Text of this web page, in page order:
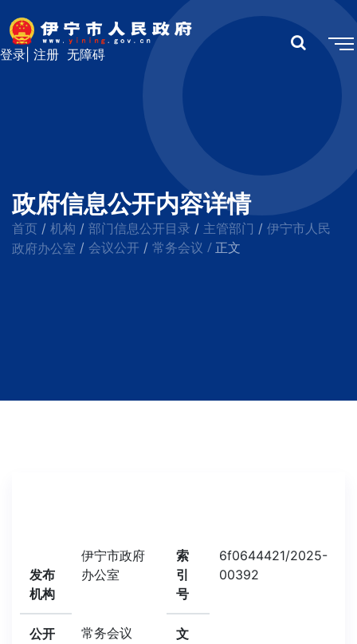
无障碍
登录 注册
政府信息公开内容详情
首页 / 机构 / 部门信息公开目录 / 主管部门 / 伊宁市人民
政府办公室 / 会议公开 / 常务会议 / 正文
发布
机构
伊宁市政府
办公室
索
引
号
6f0644421/2025-
00392
公开
常务会议
文